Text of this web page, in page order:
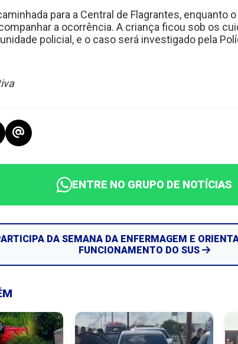
para a Central de Flagrantes, enquanto
a ocorrência. A criança ficou sob os
policial, e o caso será investigado pela
ENTRE NO GRUPO DE NOTÍCIAS
DA SEMANA DA ENFERMAGEM E
FUNCIONAMENTO DO SUS